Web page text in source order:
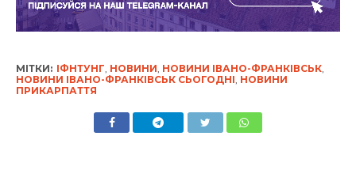
МІТКИ: ІФНТУНГ НОВИНИ НОВИНИ ІВАНО-ФРАНКІВСЬК,
НОВИНИ ІВАНО-ФРАНКІВСЬК СЬОГОДНІ НОВИНИ
ПРИКАРПАТТЯ